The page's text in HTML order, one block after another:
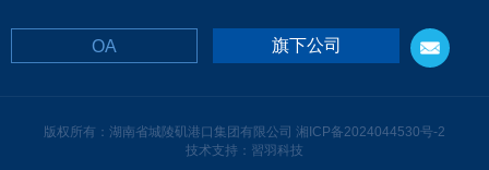
OA 旗下公司
版权所有：湖南省城陵矶港口集团有限公司 湘ICP备2024044530号-2
技术支持：習羽科技